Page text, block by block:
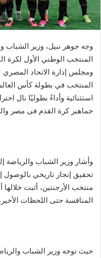
وجه جوهر نبيل، وزير الشباب
المنتخب الوطني الأول لكرة
ومجلس إدارة الاتحاد المصري
المنتخب في بطولة كأس
استثنائية وأداءً بطوليًا نال
جماهير كرة القدم فى مصر
وأشار وزير الشباب
منتخب الأرجنتين، أثبت
المنافسة حتى اللحظات
حيث توجه وزير الشباب